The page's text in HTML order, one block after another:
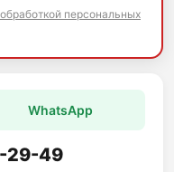
обработкой персональных
WhatsApp
29-49